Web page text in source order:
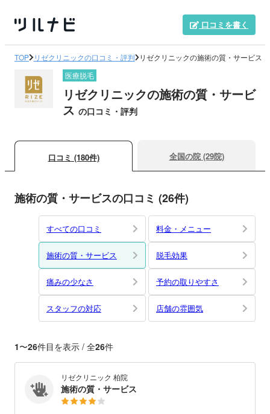
口コミを書く
TOP リゼクリニックの口コミ・評判 リゼクリニックの施術の質・サービス
医療脱毛
リゼクリニックの施術の質・サービ
ス の口コミ・評判
口コミ (180件) 全国の院 (29院)
施術の質・サービスの口コミ (26件)
すべての口コミ 料金・メニュー
施術の質・サービス 脱毛効果
痛みの少なさ 予約の取りやすさ
スタッフの対応 店舗の雰囲気
1〜26件目を表示 / 全26件
リゼクリニック 柏院
施術の質・サービス